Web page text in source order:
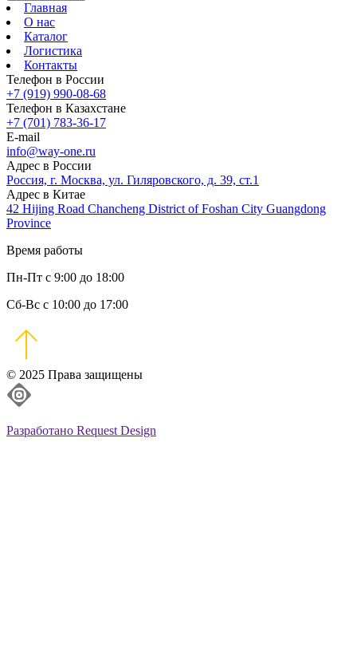
Главная
О нас
Каталог
Логистика
Контакты
Телефон в России
+7 (919) 990-08-68
Телефон в Казахстане
+7 (701) 783-36-17
E-mail
info@way-one.ru
Адрес в России
Россия, г. Москва, ул. Гиляровского, д. 39, ст.1
Адрес в Китае
42 Hijing Road Chancheng District of Foshan City Guangdong
Province
Время работы
Пн-Пт с 9:00 до 18:00
Сб-Вс с 10:00 до 17:00
© 2025 Права защищены
Разработано Request Design